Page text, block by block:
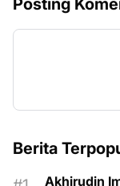
Posting
Berita
Akhirudin